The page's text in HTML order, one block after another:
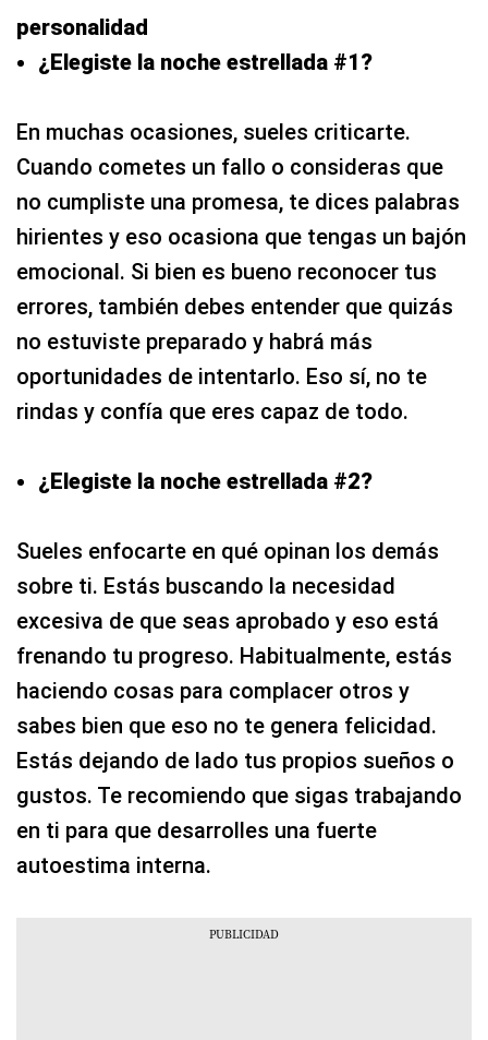
personalidad
¿Elegiste la noche estrellada #1?
En muchas ocasiones, sueles criticarte.
Cuando cometes un fallo o consideras que
no cumpliste una promesa, te dices palabras
hirientes y eso ocasiona que tengas un bajón
emocional. Si bien es bueno reconocer tus
errores, también debes entender que quizás
no estuviste preparado y habrá más
oportunidades de intentarlo. Eso sí, no te
rindas y confía que eres capaz de todo.
¿Elegiste la noche estrellada #2?
Sueles enfocarte en qué opinan los demás
sobre ti. Estás buscando la necesidad
excesiva de que seas aprobado y eso está
frenando tu progreso. Habitualmente, estás
haciendo cosas para complacer otros y
sabes bien que eso no te genera felicidad.
Estás dejando de lado tus propios sueños o
gustos. Te recomiendo que sigas trabajando
en ti para que desarrolles una fuerte
autoestima interna.